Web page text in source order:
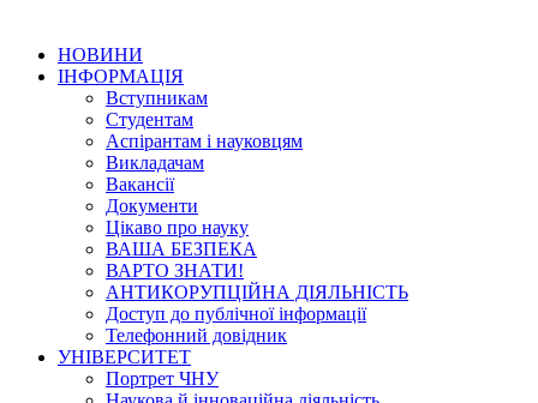
НОВИНИ
ІНФОРМАЦІЯ
Вступникам
Студентам
Аспірантам і науковцям
Викладачам
Вакансії
Документи
Цікаво про науку
ВАША БЕЗПЕКА
ВАРТО ЗНАТИ!
АНТИКОРУПЦІЙНА ДІЯЛЬНІСТЬ
Доступ до публічної інформації
Телефонний довідник
УНІВЕРСИТЕТ
Портрет ЧНУ